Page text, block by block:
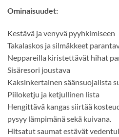
Ominaisuudet:
Kestävä ja venyvä pyyhkimiseen
Takalaskos ja silmäkkeet
Neppareilla kiristettävät hihat
Sisäresori joustava
Kaksinkertainen säänsuojalista
Piiloketju ja ketjullinen lista
Hengittävä kangas siirtää
pysyy lämpimänä sekä kuivana.
Hitsatut saumat estävät